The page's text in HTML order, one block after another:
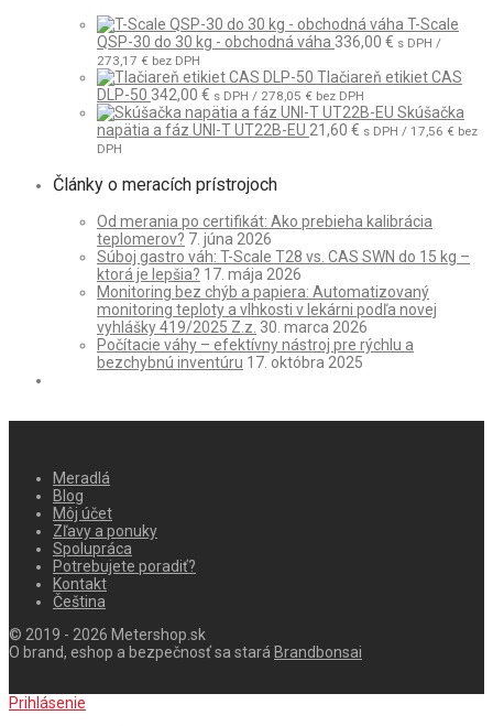
T-Scale
QSP-30 do 30 kg - obchodná váha 336,00 € s DPH /
273,17 € bez DPH
Tlačiareň etikiet CAS
DLP-50 342,00 € s DPH / 278,05 € bez DPH
Skúšačka
napätia a fáz UNI-T UT22B-EU 21,60 € s DPH / 17,56 € bez
DPH
Články o meracích prístrojoch
Od merania po certifikát: Ako prebieha kalibrácia
teplomerov? 7. júna 2026
Súboj gastro váh: T-Scale T28 vs. CAS SWN do 15 kg –
ktorá je lepšia? 17. mája 2026
Monitoring bez chýb a papiera: Automatizovaný
monitoring teploty a vlhkosti v lekárni podľa novej
vyhlášky 419/2025 Z.z. 30. marca 2026
Počítacie váhy – efektívny nástroj pre rýchlu a
bezchybnú inventúru 17. októbra 2025
Meradlá
Blog
Môj účet
Zľavy a ponuky
Spolupráca
Potrebujete poradiť?
Kontakt
Čeština
© 2019 - 2026 Metershop.sk
O brand, eshop a bezpečnosť sa stará Brandbonsai
Prihlásenie